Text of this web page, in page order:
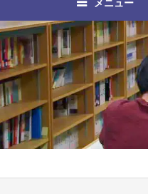
メニュー